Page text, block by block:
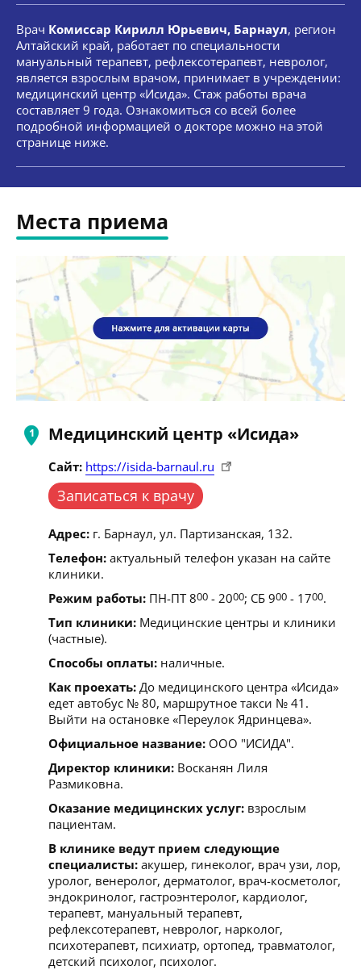
Врач Комиссар Кирилл Юрьевич, Барнаул, регион
Алтайский край, работает по специальности
мануальный терапевт, рефлексотерапевт, невролог,
является взрослым врачом, принимает в учреждении:
медицинский центр «Исида». Стаж работы врача
составляет 9 года. Ознакомиться со всей более
подробной информацией о докторе можно на этой
странице ниже.
Места приема
Медицинский центр «Исида»
Сайт: https://isida-barnaul.ru
Записаться к врачу
Адрес: г. Барнаул, ул. Партизанская, 132.
Телефон: актуальный телефон указан на сайте
клиники.
Режим работы: ПН-ПТ 800 - 2000; СБ 900 - 1700.
Тип клиники: Медицинские центры и клиники
(частные).
Способы оплаты: наличные.
Как проехать: До медицинского центра «Исида»
едет автобус № 80, маршрутное такси № 41.
Выйти на остановке «Переулок Ядринцева».
Официальное название: ООО "ИСИДА".
Директор клиники: Восканян Лиля
Размиковна.
Оказание медицинских услуг: взрослым
пациентам.
В клинике ведут прием следующие
специалисты: акушер, гинеколог, врач узи, лор,
уролог, венеролог, дерматолог, врач-косметолог,
эндокринолог, гастроэнтеролог, кардиолог,
терапевт, мануальный терапевт,
рефлексотерапевт, невролог, нарколог,
психотерапевт, психиатр, ортопед, травматолог,
детский психолог, психолог.